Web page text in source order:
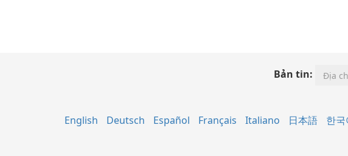
Bản tin:
English Deutsch Español Français Italiano 日本語 한국